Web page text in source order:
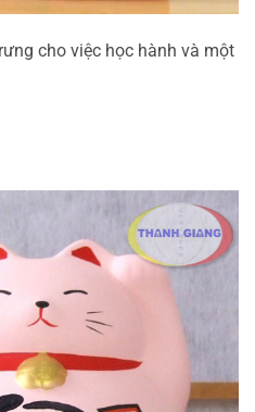
cho việc học hành và một